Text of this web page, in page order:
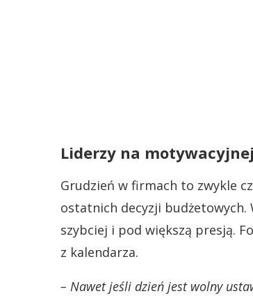
Liderzy na
Grudzień w firmach to zwykle
ostatnich decyzji
szybciej i pod większą presją.
z kalendarza.
– Nawet jeśli dzień jest wolny